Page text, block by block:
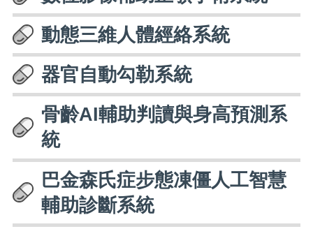
動態三維人體經絡系統
器官自動勾勒系統
骨齡AI輔助判讀與身高預測系
統
巴金森氏症步態凍僵人工智慧
輔助診斷系統